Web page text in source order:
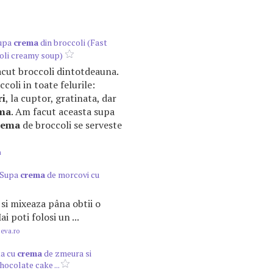
cremadin broccoli (Fast
creamy soup)
broccoli dintotdeauna.
in toate felurile:
, la cuptor, gratinata, dar
. Am facut aceasta supa
de broccoli se serveste
cremade morcovi cu
mixeaza pâna obtii o
poti folosi un ...
cu cremade zmeura si
cake ...